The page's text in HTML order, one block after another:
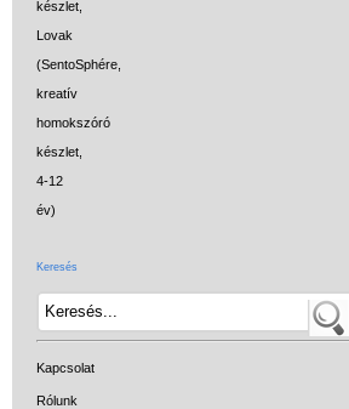
Keresés
Kapcsolat
Rólunk